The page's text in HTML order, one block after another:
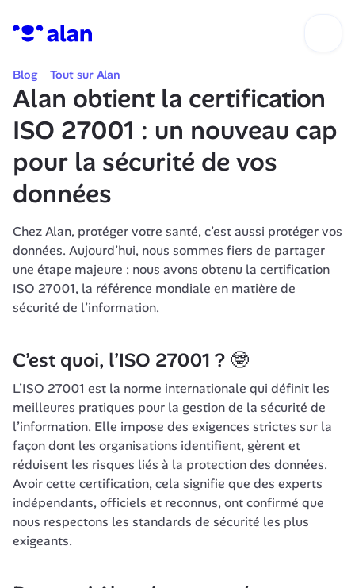
Blog Tout sur Alan
Alan obtient la certification
ISO 27001 : un nouveau cap
pour la sécurité de vos
données
Chez Alan, protéger votre santé, c’est aussi protéger vos
données. Aujourd’hui, nous sommes fiers de partager
une étape majeure : nous avons obtenu la certification
ISO 27001, la référence mondiale en matière de
sécurité de l’information.
C’est quoi, l’ISO 27001 ? 🤓
L’ISO 27001 est la norme internationale qui définit les
meilleures pratiques pour la gestion de la sécurité de
l’information. Elle impose des exigences strictes sur la
façon dont les organisations identifient, gèrent et
réduisent les risques liés à la protection des données.
Avoir cette certification, cela signifie que des experts
indépendants, officiels et reconnus, ont confirmé que
nous respectons les standards de sécurité les plus
exigeants.